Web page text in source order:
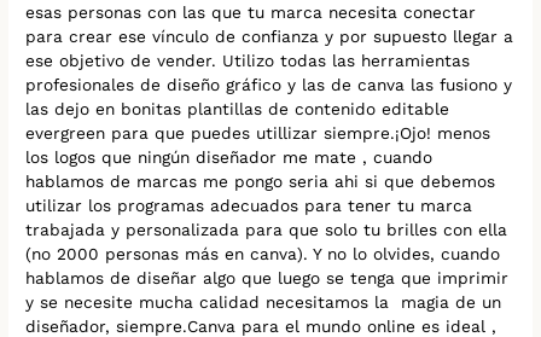
esas personas con las que tu marca necesita conectar
para crear ese vínculo de confianza y por supuesto llegar a
ese objetivo de vender. Utilizo todas las herramientas
profesionales de diseño gráfico y las de canva las fusiono y
las dejo en bonitas plantillas de contenido editable
evergreen para que puedes utillizar siempre.¡Ojo! menos
los logos que ningún diseñador me mate , cuando
hablamos de marcas me pongo seria ahi si que debemos
utilizar los programas adecuados para tener tu marca
trabajada y personalizada para que solo tu brilles con ella
(no 2000 personas más en canva). Y no lo olvides, cuando
hablamos de diseñar algo que luego se tenga que imprimir
y se necesite mucha calidad necesitamos la magia de un
diseñador, siempre.Canva para el mundo online es ideal ,